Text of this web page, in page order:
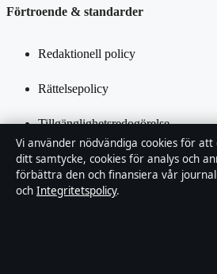
Förtroende & standarder
Redaktionell policy
Rättelsepolicy
Tillgänglighetsredogörelse
Integritetspolicy
Kändisar & integritet
Vi använder nödvändiga cookies för
ditt samtycke, cookies för analys och
förbättra den och finansiera vår
och Integritetspolicy.